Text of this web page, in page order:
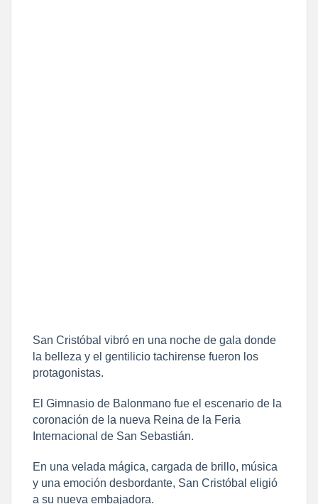
San Cristóbal vibró en una noche de gala donde
la belleza y el gentilicio tachirense fueron los
protagonistas.
El Gimnasio de Balonmano fue el escenario de la
coronación de la nueva Reina de la Feria
Internacional de San Sebastián.
En una velada mágica, cargada de brillo, música
y una emoción desbordante, San Cristóbal eligió
a su nueva embajadora.